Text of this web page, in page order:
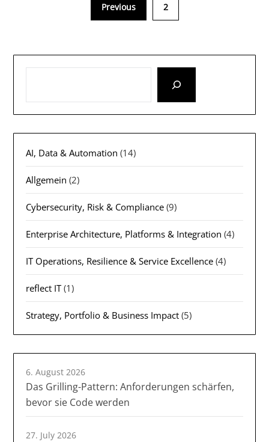
Previous 2
AI, Data & Automation (14)
Allgemein (2)
Cybersecurity, Risk & Compliance (9)
Enterprise Architecture, Platforms & Integration (4)
IT Operations, Resilience & Service Excellence (4)
reflect IT(1)
Strategy, Portfolio & Business Impact (5)
6. August 2026
Das Grilling-Pattern: Anforderungen schärfen,
bevor sie Code werden
27. July 2026